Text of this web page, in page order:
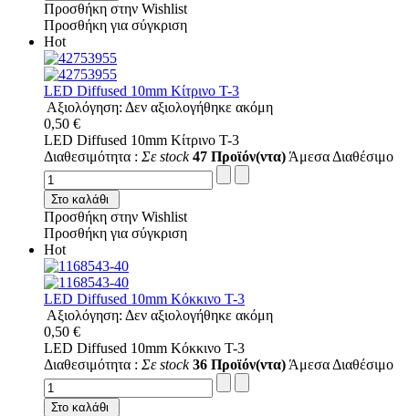
Προσθήκη στην Wishlist
Προσθήκη για σύγκριση
Hot
LED Diffused 10mm Κίτρινο T-3
Αξιολόγηση: Δεν αξιολογήθηκε ακόμη
0,50 €
LED Diffused 10mm Κίτρινο T-3
Διαθεσιμότητα : Σε stock 47 Προϊόν(ντα) Άμεσα Διαθέσιμο
Στο καλάθι
Προσθήκη στην Wishlist
Προσθήκη για σύγκριση
Hot
LED Diffused 10mm Κόκκινο T-3
Αξιολόγηση: Δεν αξιολογήθηκε ακόμη
0,50 €
LED Diffused 10mm Κόκκινο T-3
Διαθεσιμότητα : Σε stock 36 Προϊόν(ντα) Άμεσα Διαθέσιμο
Στο καλάθι